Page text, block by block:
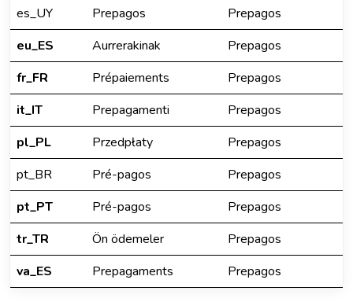
es_UY
Prepagos
Prepagos
eu_ES
Aurrerakinak
Prepagos
fr_FR
Prépaiements
Prepagos
it_IT
Prepagamenti
Prepagos
pl_PL
Przedpłaty
Prepagos
pt_BR
Pré-pagos
Prepagos
pt_PT
Pré-pagos
Prepagos
tr_TR
Ön ödemeler
Prepagos
va_ES
Prepagaments Prepagos